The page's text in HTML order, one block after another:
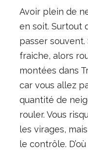
Avoir plein de
en soit. Surtout
passer souvent.
fraiche, alors
montées dans
car vous allez
quantité de
rouler. Vous
les virages,
le contrôle.